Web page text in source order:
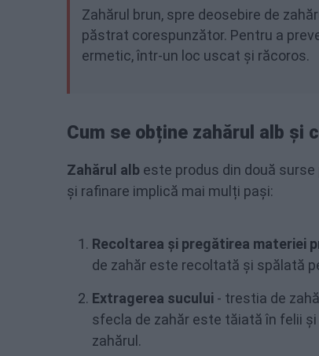
Zahărul brun, spre deosebire de
păstrat corespunzător. Pentru a
ermetic, într-un loc uscat și răcoros.
Cum se obține zahărul alb și
Zahărul alb este produs din două
și rafinare implică mai mulți pași:
Recoltarea și pregătirea materiei
de zahăr este recoltată și spălată
Extragerea sucului - trestia de
sfecla de zahăr este tăiată în felii
zahărul.